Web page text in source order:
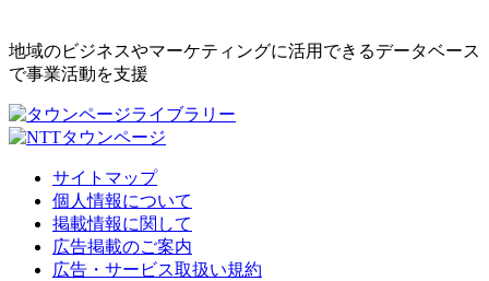
地域のビジネスやマーケティングに活用できるデータベース
で事業活動を支援
サイトマップ
個人情報について
掲載情報に関して
広告掲載のご案内
広告・サービス取扱い規約